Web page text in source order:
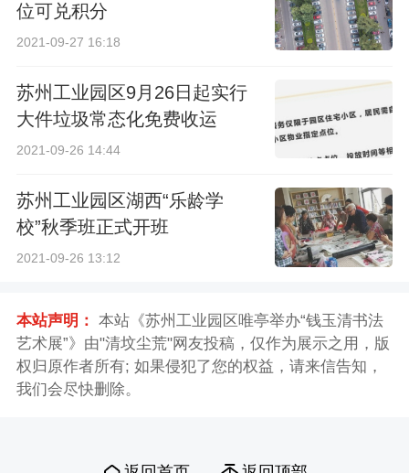
位可兑积分
2021-09-27 16:18
苏州工业园区9月26日起实行
大件垃圾常态化免费收运
2021-09-26 14:44
苏州工业园区湖西“乐龄学
校”秋季班正式开班
2021-09-26 13:12
本站声明： 本站《苏州工业园区唯亭举办“钱玉清书法
艺术展”》由"清坟尘荒"网友投稿，仅作为展示之用，版
权归原作者所有; 如果侵犯了您的权益，请来信告知，
我们会尽快删除。